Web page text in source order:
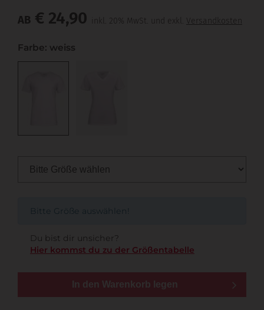
AB € 24,90 inkl. 20% MwSt. und exkl. Versandkosten
Farbe: weiss
Bitte Größe auswählen!
Du bist dir unsicher?
Hier kommst du zu der Größentabelle
In den Warenkorb legen